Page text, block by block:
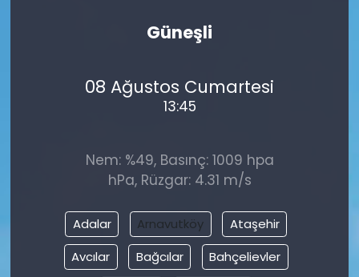
Güneşli
08 Ağustos Cumartesi
13:45
Nem: %49, Basınç: 1009 hpa
hPa, Rüzgar: 4.31 m/s
Adalar Arnavutköy
Ataşehir
Avcılar
Bağcılar
Bahçelievler
Magazin
Nöbetçi Eczaneler
Otomobil Dünyası
Politika